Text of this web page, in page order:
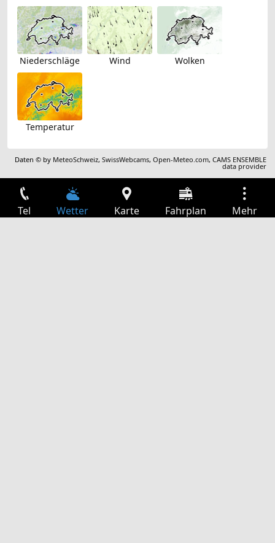
Niederschläge Wind Wolken
Temperatur
Daten © by MeteoSchweiz,SwissWebcams,Open-Meteo.com,CAMS ENSEMBLE
data provider
Tel Wetter Karte Fahrplan Mehr